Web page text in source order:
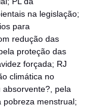
na legislação;
para
redução das
proteção das
forçada; RJ
climática no
pela
pobreza menstrual;